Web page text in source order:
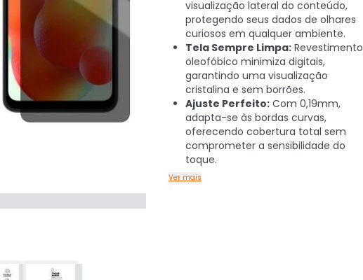
visualização lateral do conteúdo,
protegendo seus dados de olhares
curiosos em qualquer ambiente.
Tela Sempre Limpa: Revestimento
oleofóbico minimiza digitais,
garantindo uma visualização
cristalina e sem borrões.
Ajuste Perfeito: Com 0,19mm,
adapta-se às bordas curvas,
oferecendo cobertura total sem
comprometer a sensibilidade do
toque.
Ver mais